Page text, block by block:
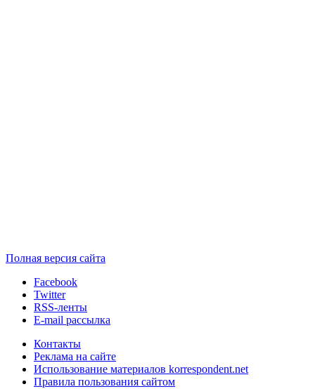
Полная версия сайта
Facebook
Twitter
RSS-ленты
E-mail рассылка
Контакты
Реклама на сайте
Использование материалов korrespondent.net
Правила пользования сайтом